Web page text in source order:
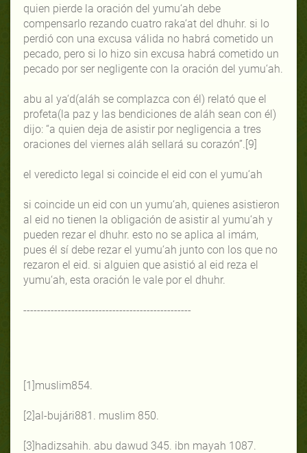
quien pierde la oración del yumu‘ah debe
compensarlo rezando cuatro raka‘at del dhuhr. si lo
perdió con una excusa válida no habrá cometido un
pecado, pero si lo hizo sin excusa habrá cometido un
pecado por ser negligente con la oración del yumu‘ah.
abu al ya‘d(aláh se complazca con él) relató que el
profeta(la paz y las bendiciones de aláh sean con él)
dijo: “a quien deja de asistir por negligencia a tres
oraciones del viernes aláh sellará su corazón”.[9]
el veredicto legal si coincide el eid con el yumu‘ah
si coincide un eid con un yumu‘ah, quienes asistieron
al eid no tienen la obligación de asistir al yumu‘ah y
pueden rezar el dhuhr. esto no se aplica al imám,
pues él sí debe rezar el yumu‘ah junto con los que no
rezaron el eid. si alguien que asistió al eid reza el
yumu‘ah, esta oración le vale por el dhuhr.
-------------------------------------------------
[1]muslim854.
[2]al-bujári881. muslim 850.
[3]hadizsahih. abu dawud 345. ibn mayah 1087.